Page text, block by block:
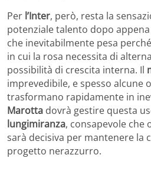
Per l’Inter, però, resta la
potenziale talento dopo
che inevitabilmente pesa
in cui la rosa necessita di
possibilità di crescita interna. Il
imprevedibile, e spesso alcune
trasformano rapidamente in
Marotta dovrà gestire questa
lungimiranza, consapevole che
sarà decisiva per mantenere la
progetto nerazzurro.